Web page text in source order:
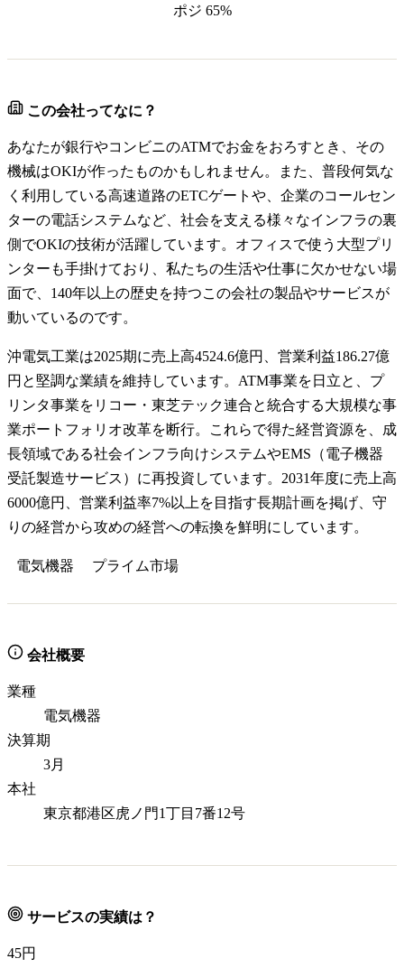
ポジ 65%
この会社ってなに？
あなたが銀行やコンビニのATMでお金をおろすとき、その
機械はOKIが作ったものかもしれません。また、普段何気な
く利用している高速道路のETCゲートや、企業のコールセン
ターの電話システムなど、社会を支える様々なインフラの裏
側でOKIの技術が活躍しています。オフィスで使う大型プリ
ンターも手掛けており、私たちの生活や仕事に欠かせない場
面で、140年以上の歴史を持つこの会社の製品やサービスが
動いているのです。
沖電気工業は2025期に売上高4524.6億円、営業利益186.27億
円と堅調な業績を維持しています。ATM事業を日立と、プ
リンタ事業をリコー・東芝テック連合と統合する大規模な事
業ポートフォリオ改革を断行。これらで得た経営資源を、成
長領域である社会インフラ向けシステムやEMS（電子機器
受託製造サービス）に再投資しています。2031年度に売上高
6000億円、営業利益率7%以上を目指す長期計画を掲げ、守
りの経営から攻めの経営への転換を鮮明にしています。
電気機器 プライム市場
会社概要
業種
電気機器
決算期
3月
本社
東京都港区虎ノ門1丁目7番12号
サービスの実績は？
45円